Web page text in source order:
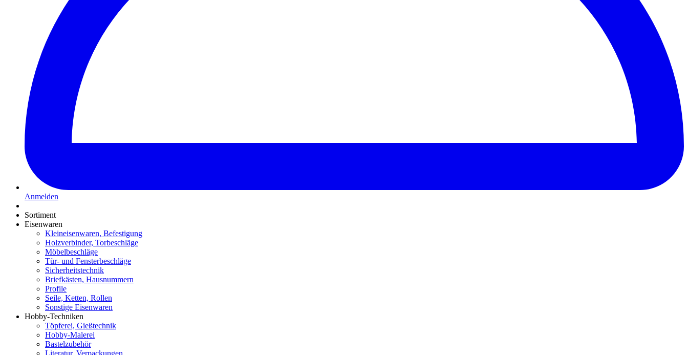
Anmelden
Sortiment
Eisenwaren
Kleineisenwaren, Befestigung
Holzverbinder, Torbeschläge
Möbelbeschläge
Tür- und Fensterbeschläge
Sicherheitstechnik
Briefkästen, Hausnummern
Profile
Seile, Ketten, Rollen
Sonstige Eisenwaren
Hobby-Techniken
Töpferei, Gießtechnik
Hobby-Malerei
Bastelzubehör
Literatur, Verpackungen